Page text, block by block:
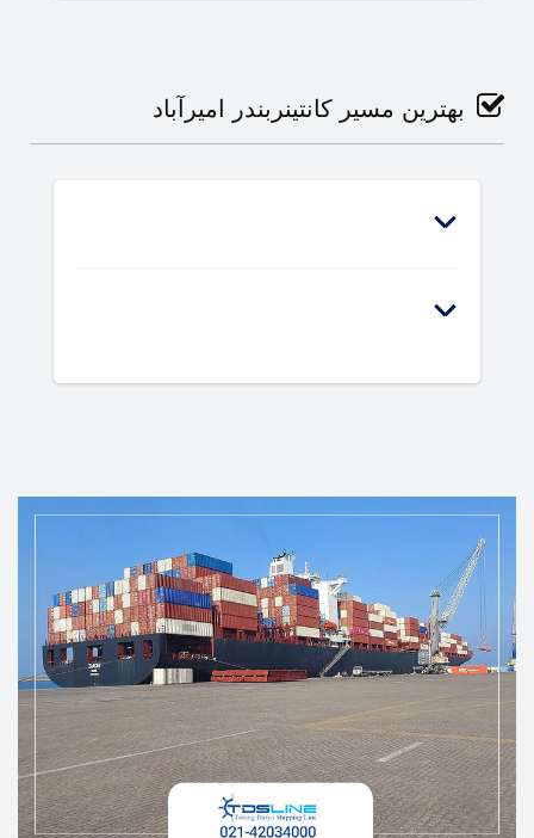
بهترین مسیر کانتینربندر امیرآباد